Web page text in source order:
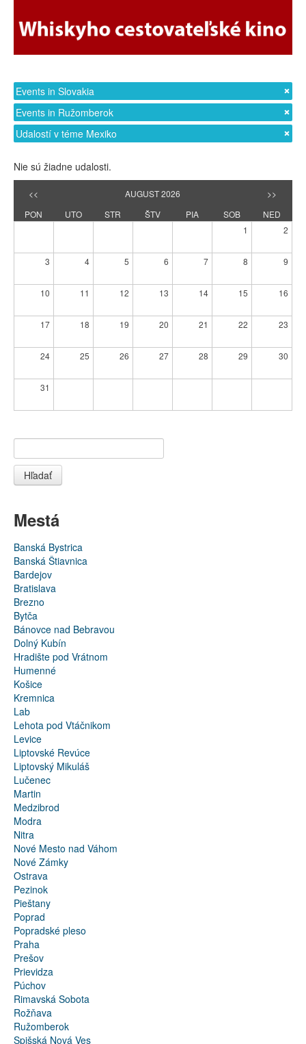
Events in Slovakia
Events in Ružomberok
Udalostí v téme Mexiko
Nie sú žiadne udalosti.
<< AUGUST 2026
>>
PON
UTO STR ŠTV PIA SOB
NED
1
2
3 4 5 6 7 8 9
10 11 12 13 14 15 16
17 18 19 20 21 22 23
24 25 26 27 28 29 30
31
Hľadať
Mestá
Banská Bystrica
Banská Štiavnica
Bardejov
Bratislava
Brezno
Bytča
Bánovce nad Bebravou
Dolný Kubín
Hradište pod Vrátnom
Humenné
Košice
Kremnica
Lab
Lehota pod Vtáčnikom
Levice
Liptovské Revúce
Liptovský Mikuláš
Lučenec
Martin
Medzibrod
Modra
Nitra
Nové Mesto nad Váhom
Nové Zámky
Ostrava
Pezinok
Pieštany
Poprad
Popradské pleso
Praha
Prešov
Prievidza
Púchov
Rimavská Sobota
Rožňava
Ružomberok
Spišská Nová Ves